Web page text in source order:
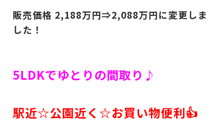
販売価格 2,188万円⇒2,088万円に変更しま
した！
5LDKでゆとりの間取り♪
駅近☆公園近く☆お買い物便利👍